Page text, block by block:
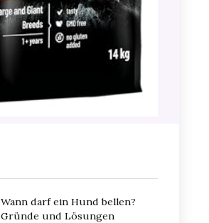
Wann darf ein Hund bellen?
Gründe und Lösungen